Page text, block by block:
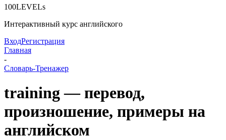
100LEVELs
Интерактивный курс английского
ВходРегистрация
Главная
-
Словарь-Тренажер
training — перевод,
произношение, примеры на
английском